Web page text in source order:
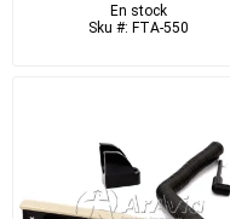
En stock
Sku #: FTA-550